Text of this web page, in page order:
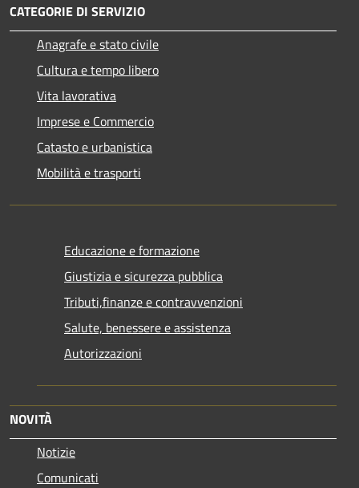
CATEGORIE DI SERVIZIO
Anagrafe e stato civile
Cultura e tempo libero
Vita lavorativa
Imprese e Commercio
Catasto e urbanistica
Mobilità e trasporti
Educazione e formazione
Giustizia e sicurezza pubblica
Tributi,finanze e contravvenzioni
Salute, benessere e assistenza
Autorizzazioni
NOVITÀ
Notizie
Comunicati